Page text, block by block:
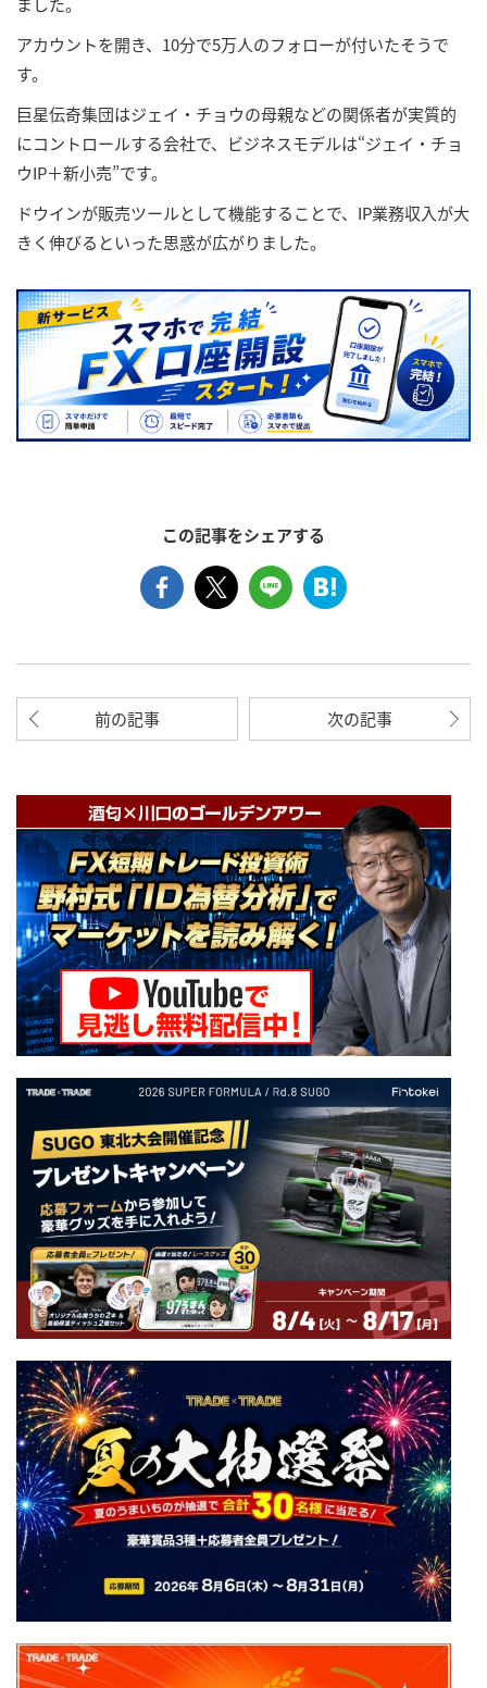
アカウントを開き、10分で5万人のフォローが付いたそうで
す。
巨星伝奇集団はジェイ・チョウの母親などの関係者が実質的
にコントロールする会社で、ビジネスモデルは“ジェイ・チョ
ウIP＋新小売”です。
ドウインが販売ツールとして機能することで、IP業務収入が大
きく伸びるといった思惑が広がりました。
この記事をシェアする
前の記事 次の記事